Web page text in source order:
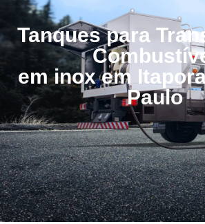
Tanques para
em inox em
Paulo